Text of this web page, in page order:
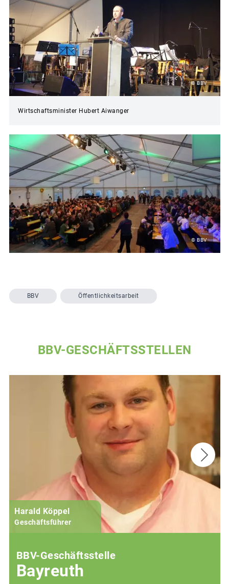
© BBV
Wirtschaftsminister Hubert Aiwanger
© BBV
BBV Öffentlichkeitsarbeit
BBV-GESCHÄFTSSTELLEN
Harald Köppel
Geschäftsführer
BBV-Geschäftsstelle
Bayreuth